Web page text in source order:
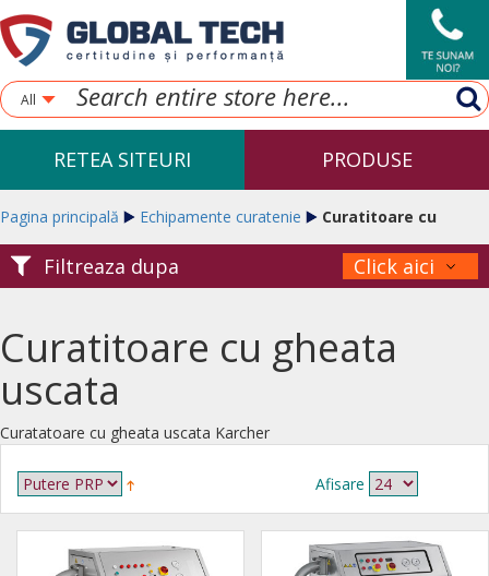
All
RETEA SITEURI PRODUSE
Pagina principală Echipamente curatenie Curatitoare cu
gheata uscata
Filtreaza dupa Click aici
Curatitoare cu gheata
uscata
Curatatoare cu gheata uscata Karcher
Afisare